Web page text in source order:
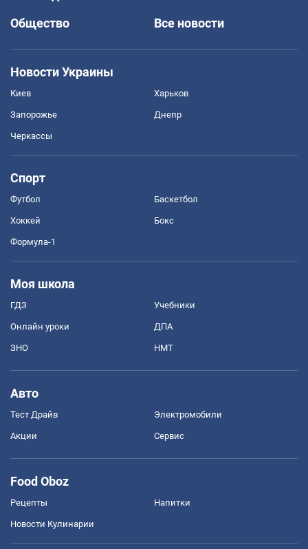
Общество
Все новости
Новости Украины
Киев Харьков
Запорожье Днепр
Черкассы
Спорт
Футбол Баскетбол
Хоккей Бокс
Формула-1
Моя школа
ГДЗ Учебники
Онлайн уроки ДПА
ЗНО НМТ
Авто
Тест Драйв Электромобили
Акции Сервис
Food Oboz
Рецепты Напитки
Новости Кулинарии